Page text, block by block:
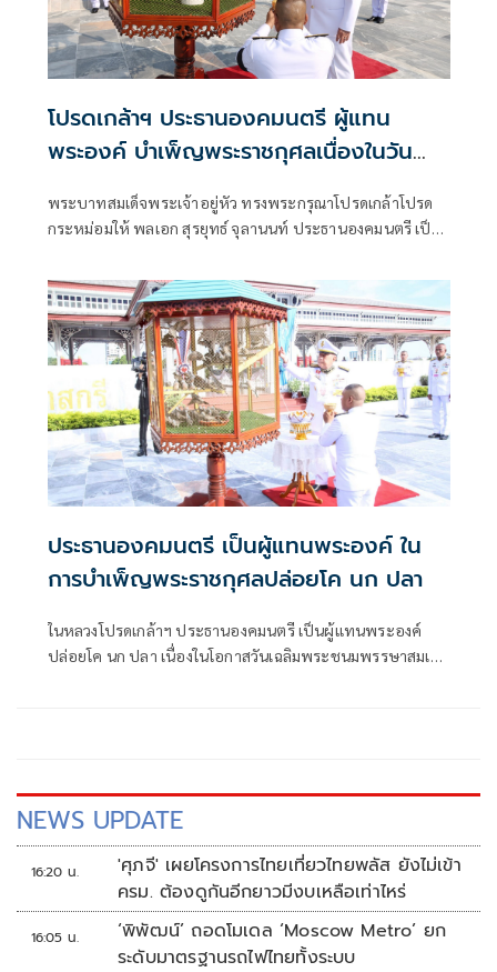
โปรดเกล้าฯ ประธานองคมนตรี ผู้แทน
พระองค์ บำเพ็ญพระราชกุศลเนื่องในวัน
พระบาทสมเด็จพระเจ้าอยู่หัว ทรงพระกรุณาโปรดเกล้าโปรด
กระหม่อมให้ พลเอก สุรยุทธ์ จุลานนท์ ประธานองคมนตรี เป็น
และปลา เนื่องในโอกาสวันคล้ายวันประสูติ สมเด็จพระเจ้าลูกยา
เธอ เจ้าฟ้าทีปังกรรัศมีโชติ ม
ประธานองคมนตรี เป็นผู้แทนพระองค์ ใน
การบำเพ็ญพระราชกุศลปล่อยโค นก ปลา
ในหลวงโปรดเกล้าฯ ประธานองคมนตรี เป็นผู้แทนพระองค์
ปล่อยโค นก ปลา เนื่องในโอกาสวันเฉลิมพระชนมพรรษาสมเด็จ
NEWS UPDATE
16:20 น.
'ศุภจี' เผยโครงการไทยเที่ยวไทยพลัส ยังไม่เข้า
ครม. ต้องดูกันอีกยาวมีงบเหลือเท่าไหร่
16:05 น.
‘พิพัฒน์’ ถอดโมเดล ‘Moscow Metro’ ยก
ระดับมาตรฐานรถไฟไทยทั้งระบบ